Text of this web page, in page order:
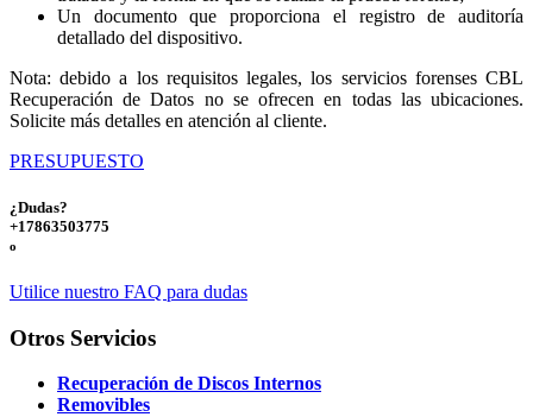
Un documento que proporciona el registro de auditoría
detallado del dispositivo.
Nota: debido a los requisitos legales, los servicios forenses CBL
Recuperación de Datos no se ofrecen en todas las ubicaciones.
Solicite más detalles en atención al cliente.
PRESUPUESTO
¿Dudas?
+17863503775
o
Utilice nuestro FAQ para dudas
Otros Servicios
Recuperación de Discos Internos
Removibles